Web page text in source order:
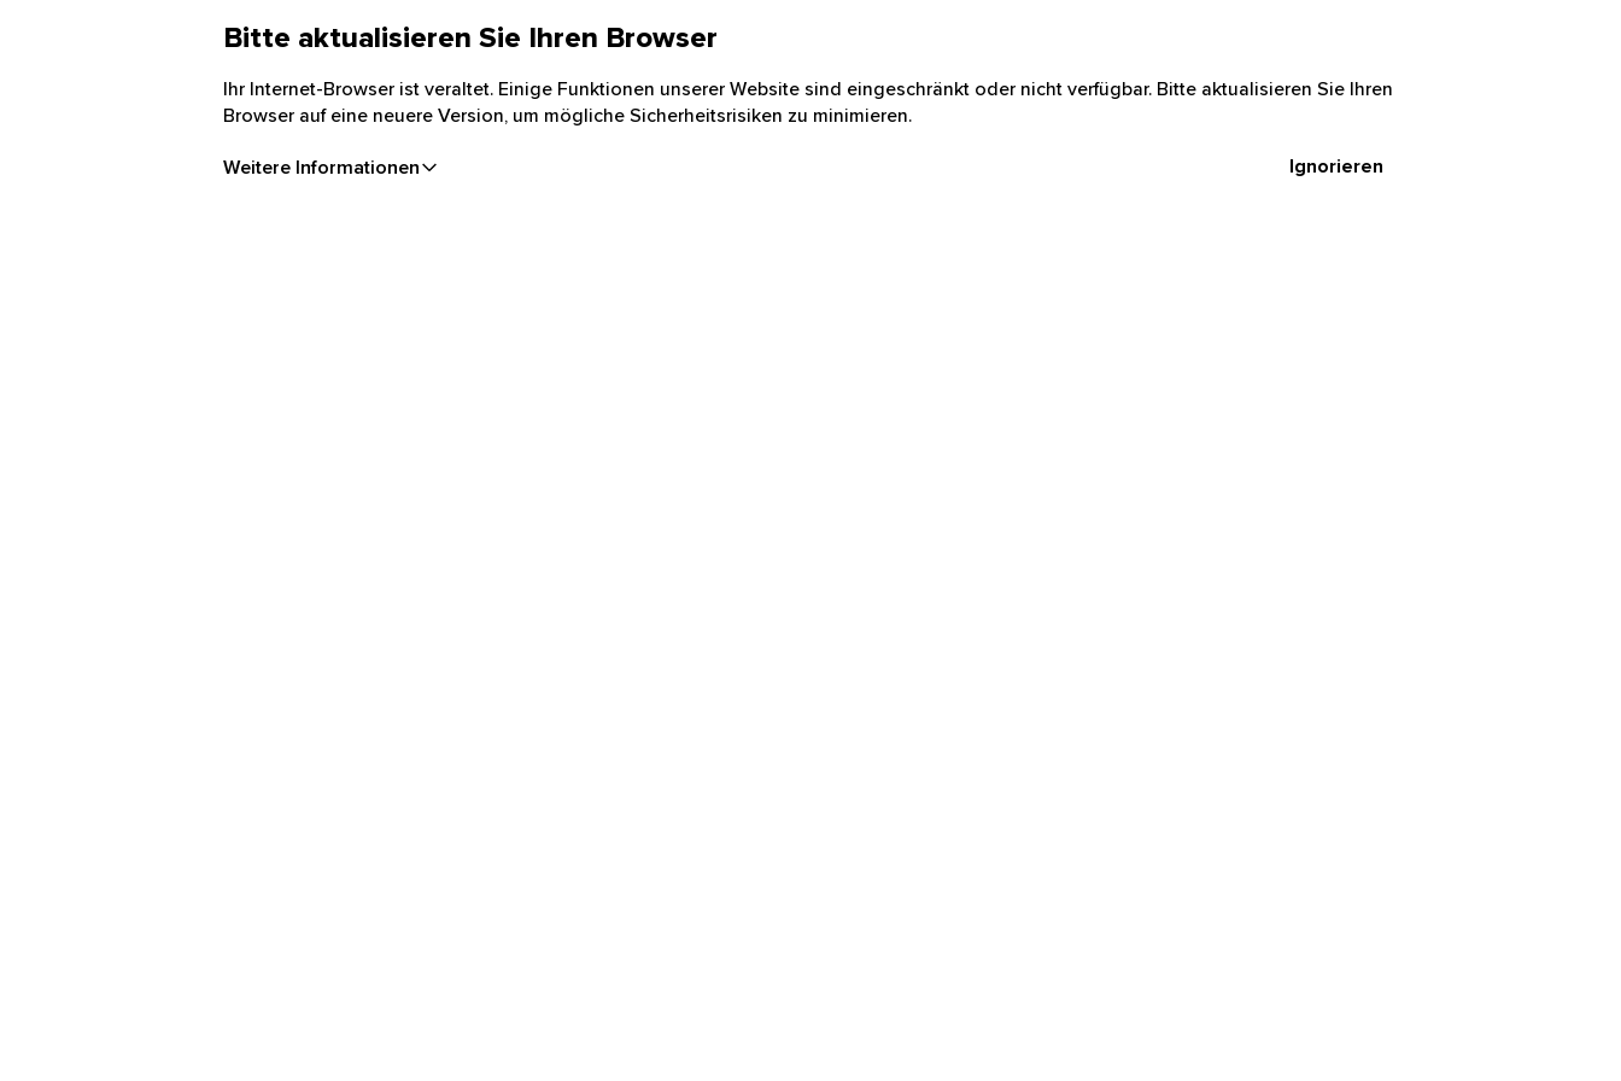
Bitte aktualisieren Sie Ihren Browser
Ihr Internet-Browser ist veraltet. Einige Funktionen unserer Website sind eingeschränkt oder nicht verfügbar. Bitte aktualisieren Sie Ihren
Browser auf eine neuere Version, um mögliche Sicherheitsrisiken zu minimieren.
Weitere Informationen Ignorieren